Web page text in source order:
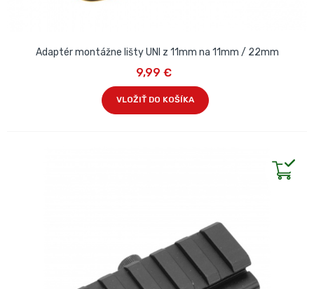
Adaptér montážne lišty UNI z 11mm na 11mm / 22mm
9,99 €
VLOŽIŤ DO KOŠÍKA